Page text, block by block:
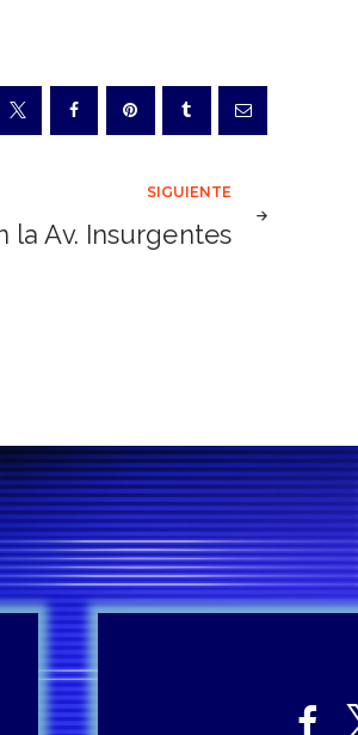
SIGUIENTE
la Av. Insurgentes